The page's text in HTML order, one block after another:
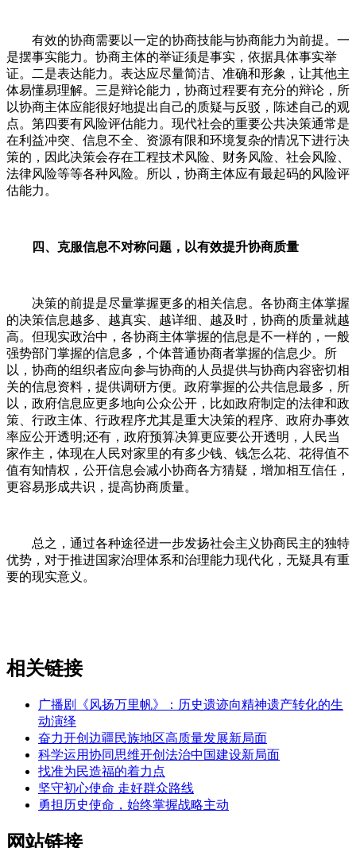
有效的协商需要以一定的协商技能与协商能力为前提。一
是摆事实能力。协商主体的举证须是事实，依据具体事实举
证。二是表达能力。表达应尽量简洁、准确和形象，让其他主
体易懂易理解。三是辩论能力，协商过程要有充分的辩论，所
以协商主体应能很好地提出自己的质疑与反驳，陈述自己的观
点。第四要有风险评估能力。现代社会的重要公共决策通常是
在利益冲突、信息不全、资源有限和环境复杂的情况下进行决
策的，因此决策会存在工程技术风险、财务风险、社会风险、
法律风险等等各种风险。所以，协商主体应有最起码的风险评
估能力。
四、克服信息不对称问题，以有效提升协商质量
决策的前提是尽量掌握更多的相关信息。各协商主体掌握
的决策信息越多、越真实、越详细、越及时，协商的质量就越
高。但现实政治中，各协商主体掌握的信息是不一样的，一般
强势部门掌握的信息多，个体普通协商者掌握的信息少。所
以，协商的组织者应向参与协商的人员提供与协商内容密切相
关的信息资料，提供调研方便。政府掌握的公共信息最多，所
以，政府信息应更多地向公众公开，比如政府制定的法律和政
策、行政主体、行政程序尤其是重大决策的程序、政府办事效
率应公开透明;还有，政府预算决算更应要公开透明，人民当
家作主，体现在人民对家里的有多少钱、钱怎么花、花得值不
值有知情权，公开信息会减小协商各方猜疑，增加相互信任，
更容易形成共识，提高协商质量。
总之，通过各种途径进一步发扬社会主义协商民主的独特
优势，对于推进国家治理体系和治理能力现代化，无疑具有重
要的现实意义。
相关链接
广播剧《风扬万里帆》：历史遗迹向精神遗产转化的生
动演绎
奋力开创边疆民族地区高质量发展新局面
科学运用协同思维开创法治中国建设新局面
找准为民造福的着力点
坚守初心使命 走好群众路线
勇担历史使命，始终掌握战略主动
网站链接